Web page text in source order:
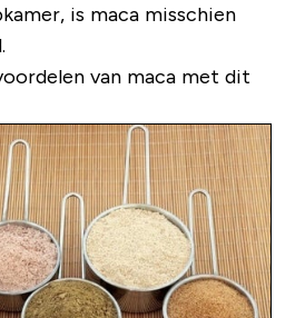
is maca misschien
van maca met dit